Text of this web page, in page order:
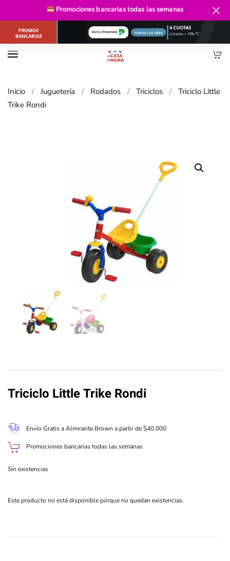
Ir al contenido principal
Inicio Juguetería Rodados Triciclos
Triciclo Little
Trike Rondi
Triciclo Little Trike Rondi
Envío Gratis a Almirante Brown a partir de $40.000
Promociones bancarias todas las semanas
Sin existencias
Este producto no está disponible porque no quedan existencias.
Promociones bancariastodas las semanas